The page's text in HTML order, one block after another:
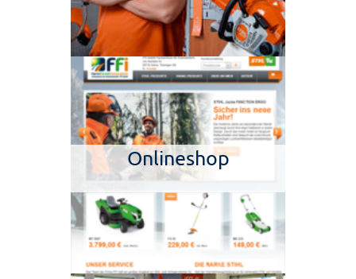
Onlineshop